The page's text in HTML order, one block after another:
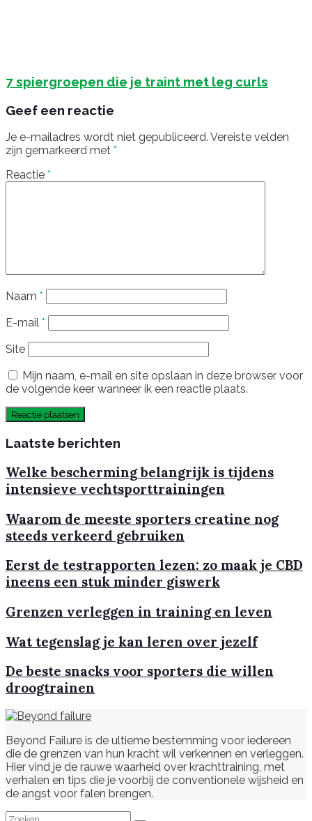
7 spiergroepen die je traint met leg curls
Geef een reactie
Je e-mailadres wordt niet gepubliceerd. Vereiste velden
zijn gemarkeerd met *
Reactie *
Naam *
E-mail *
Site
Mijn naam, e-mail en site opslaan in deze browser voor
de volgende keer wanneer ik een reactie plaats.
Laatste berichten
Welke bescherming belangrijk is tijdens
intensieve vechtsporttrainingen
Waarom de meeste sporters creatine nog
steeds verkeerd gebruiken
Eerst de testrapporten lezen: zo maak je CBD
ineens een stuk minder giswerk
Grenzen verleggen in training en leven
Wat tegenslag je kan leren over jezelf
De beste snacks voor sporters die willen
droogtrainen
Beyond Failure is de ultieme bestemming voor iedereen
die de grenzen van hun kracht wil verkennen en verleggen.
Hier vind je de rauwe waarheid over krachttraining, met
verhalen en tips die je voorbij de conventionele wijsheid en
de angst voor falen brengen.